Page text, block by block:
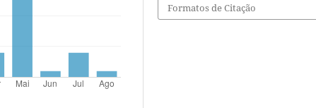
Formatos de Citação